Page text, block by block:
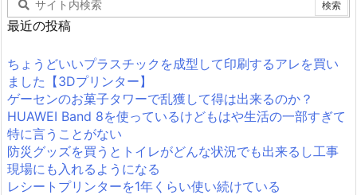
最近の投稿
ちょうどいいプラスチックを成型して印刷するアレを買い
ました【3Dプリンター】
ゲーセンのお菓子タワーで乱獲して得は出来るのか？
HUAWEI Band 8を使っているけどもはや生活の一部すぎて
特に言うことがない
防災グッズを買うとトイレがどんな状況でも出来るし工事
現場にも入れるようになる
レシートプリンターを1年くらい使い続けている